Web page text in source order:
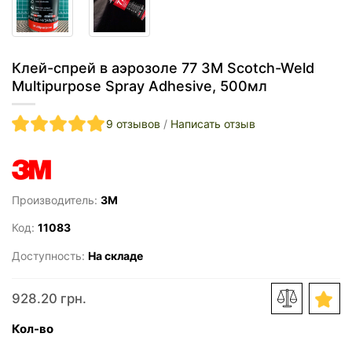
Клей-спрей в аэрозоле 77 3M Scotch-Weld
Multipurpose Spray Adhesive, 500мл
9 отзывов / Написать отзыв
Производитель: 3M
Код: 11083
Доступность: На складе
928.20 грн.
Кол-во